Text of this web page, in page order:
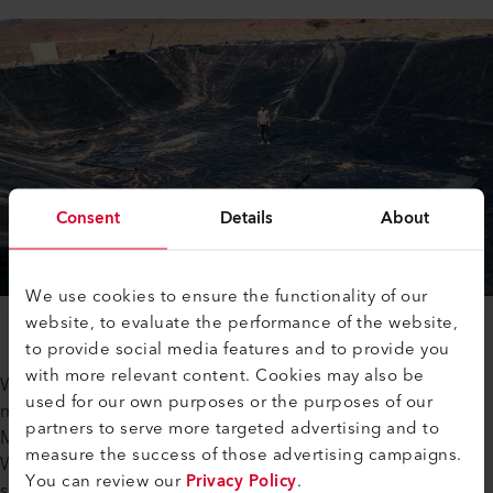
Consent Details About
We use cookies to ensure the functionality of our
website, to evaluate the performance of the website,
to provide social media features and to provide you
with more relevant content. Cookies may also be
used for our own purposes or the purposes of our
partners to serve more targeted advertising and to
measure the success of those advertising campaigns.
You can review ourPrivacy Policy.
Wir sind zu dritt. Ich bin der Geschäftsführer und kümmere
mich um alle kommerziellen und finanziellen Aktivitäten.
Meine Geschäftspartner arbeiten mit mir auf den Baustellen.
Wenn wir für grössere Projekte mehr Mitarbeiter benötigen,